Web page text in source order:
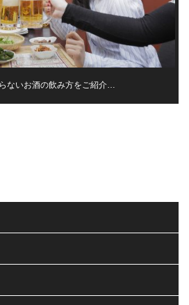
ないお酒の飲み方をご紹介…